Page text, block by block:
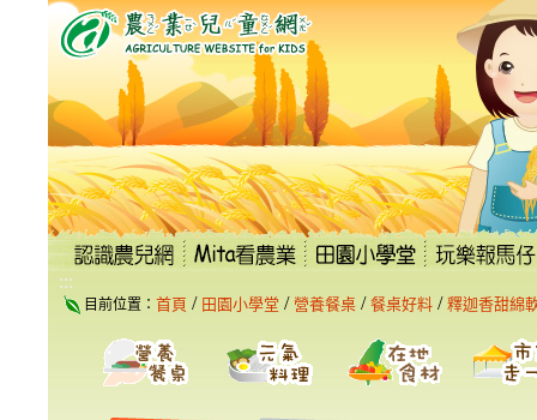
到
要
內
容
區
塊
:::
目前位置： 首頁 / 田園小學堂 / 營養餐桌 / 餐桌好料 / 釋迦香甜綿